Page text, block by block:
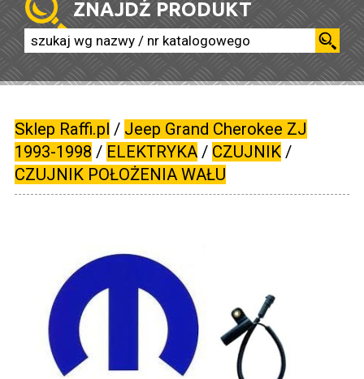
ZNAJDŹ PRODUKT
Sklep Raffi.pl / Jeep Grand Cherokee ZJ
1993-1998 / ELEKTRYKA/ CZUJNIK/
CZUJNIK POŁOŻENIA WAŁU